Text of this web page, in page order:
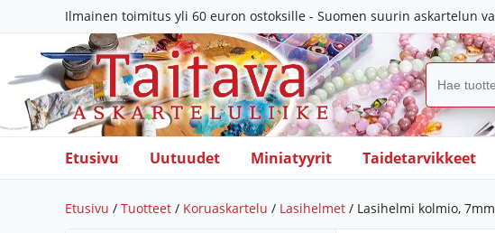
Ilmainen toimitus yli 60 euron ostoksille - Suomen suurin askartelun
Etusivu Uutuudet Miniatyyrit Taidetarvikkeet
Etusivu / Tuotteet / Koruaskartelu / Lasihelmet / Lasihelmi kolmio,